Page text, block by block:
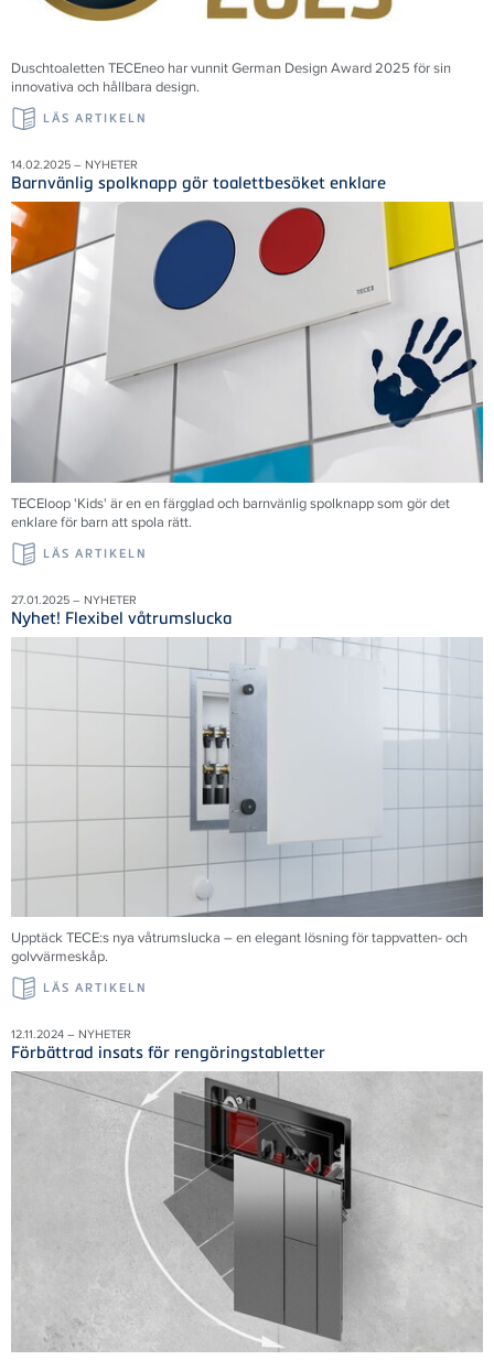
Duschtoaletten TECEneo har vunnit German Design Award 2025 för sin
innovativa och hållbara design.
LÄS ARTIKELN
14.02.2025 – NYHETER
Barnvänlig spolknapp gör toalettbesöket enklare
TECEloop 'Kids' är en en färgglad och barnvänlig spolknapp som gör det
enklare för barn att spola rätt.
LÄS ARTIKELN
27.01.2025 – NYHETER
Nyhet! Flexibel våtrumslucka
Upptäck TECE:s nya våtrumslucka – en elegant lösning för tappvatten- och
golvvärmeskåp.
LÄS ARTIKELN
12.11.2024 – NYHETER
Förbättrad insats för rengöringstabletter